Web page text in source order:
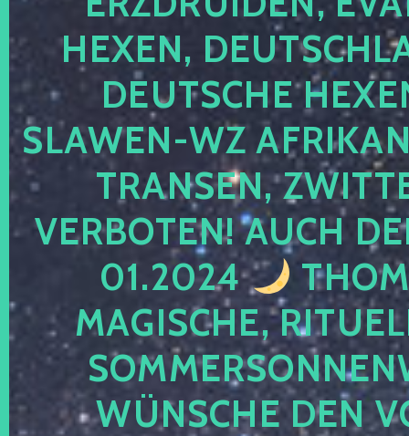
HEXEN,
DEUTSCHE
SLAWEN-WZ
TRANSEN,
VERBOTEN! AUCH
01.2024
MAGISCHE,
WÜNSCHE DEN